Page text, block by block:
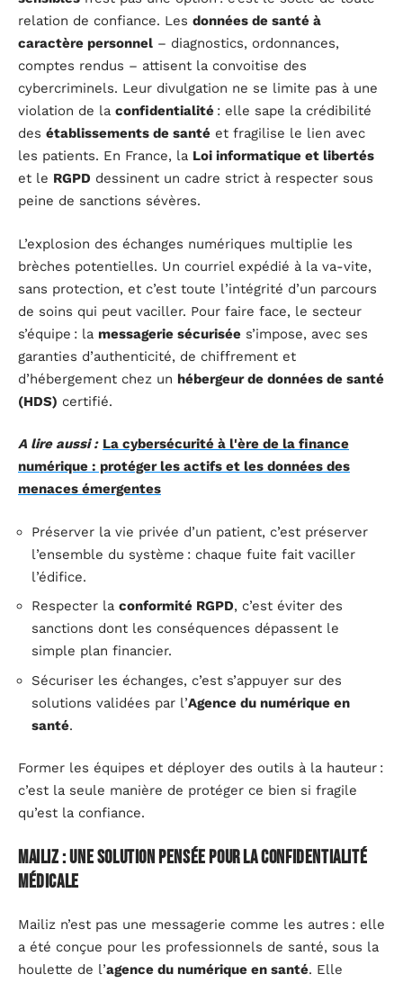
relation de confiance. Les données de santé à
caractère personnel – diagnostics, ordonnances,
comptes rendus – attisent la convoitise des
cybercriminels. Leur divulgation ne se limite pas à une
violation de la confidentialité : elle sape la crédibilité
des établissements de santé et fragilise le lien avec
les patients. En France, la Loi informatique et libertés
et le RGPD dessinent un cadre strict à respecter sous
peine de sanctions sévères.
L’explosion des échanges numériques multiplie les
brèches potentielles. Un courriel expédié à la va-vite,
sans protection, et c’est toute l’intégrité d’un parcours
de soins qui peut vaciller. Pour faire face, le secteur
s’équipe : la messagerie sécurisée s’impose, avec ses
garanties d’authenticité, de chiffrement et
d’hébergement chez un hébergeur de données de santé
(HDS) certifié.
A lire aussi : La cybersécurité à l'ère de la finance
numérique : protéger les actifs et les données des
menaces émergentes
Préserver la vie privée d’un patient, c’est préserver
l’ensemble du système : chaque fuite fait vaciller
l’édifice.
Respecter la conformité RGPD, c’est éviter des
sanctions dont les conséquences dépassent le
simple plan financier.
Sécuriser les échanges, c’est s’appuyer sur des
solutions validées par l’Agence du numérique en
santé.
Former les équipes et déployer des outils à la hauteur :
c’est la seule manière de protéger ce bien si fragile
qu’est la confiance.
Mailiz : une solution pensée pour la confidentialité
médicale
Mailiz n’est pas une messagerie comme les autres : elle
a été conçue pour les professionnels de santé, sous la
houlette de l’agence du numérique en santé. Elle